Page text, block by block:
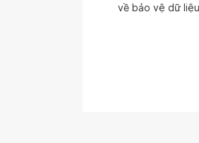
về bảo vệ dữ